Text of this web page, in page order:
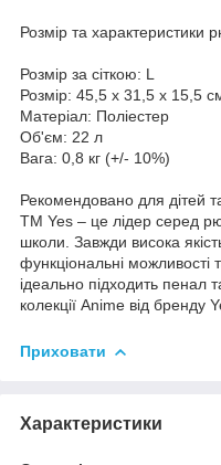
Розмір та характеристики
Розмір за сіткою: L
Розмір: 45,5 х 31,5 х 15,5
Матеріал: Поліестер
Об'єм: 22 л
Вага: 0,8 кг (+/- 10%)
Рекомендовано для дітей
ТМ Yes – це лідер серед
школи. Завжди висока
функціональні
ідеально підходить пенал
колекції Anime від бренду
Приховати
Характеристики